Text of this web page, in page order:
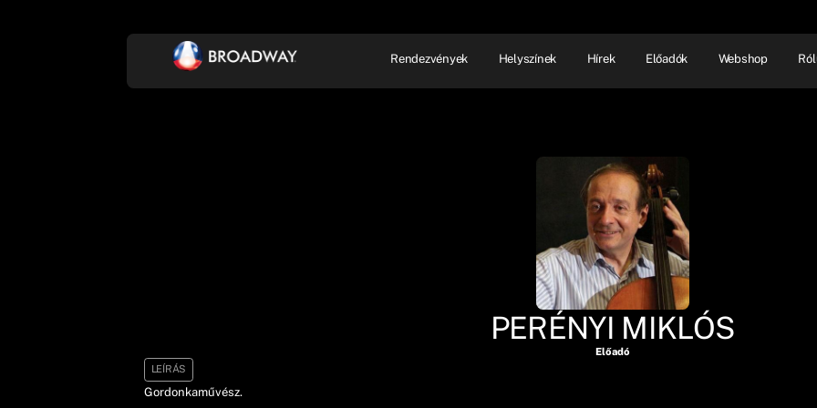
Rendezvények Helyszínek Hírek Előadók Webshop
PERÉNYI MIKLÓS
Előadó
LEÍRÁS
Gordonkaművész.